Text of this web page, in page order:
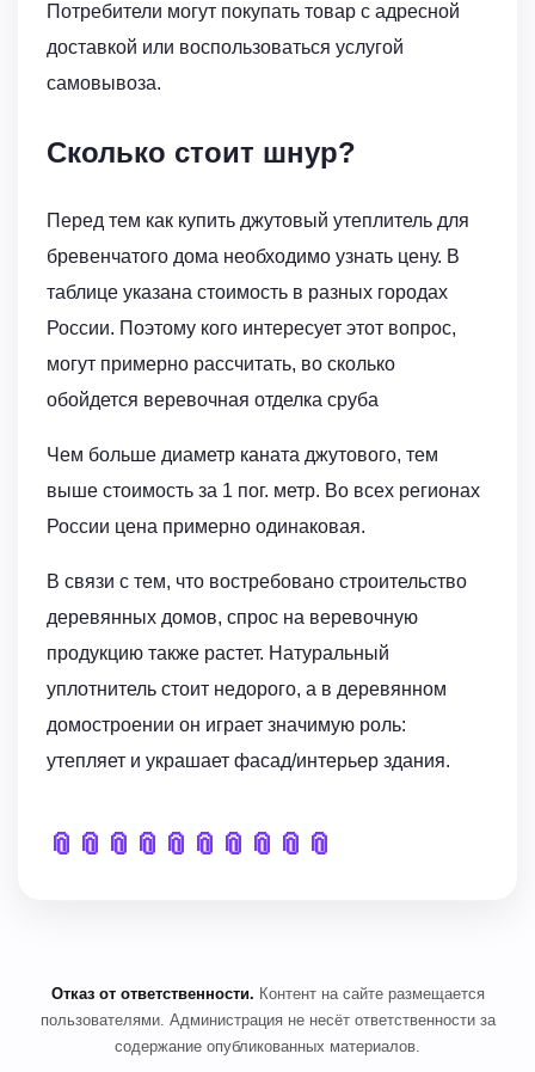
Потребители могут покупать товар с адресной
доставкой или воспользоваться услугой
самовывоза.
Сколько стоит шнур?
Перед тем как купить джутовый утеплитель для
бревенчатого дома необходимо узнать цену. В
таблице указана стоимость в разных городах
России. Поэтому кого интересует этот вопрос,
могут примерно рассчитать, во сколько
обойдется веревочная отделка сруба
Чем больше диаметр каната джутового, тем
выше стоимость за 1 пог. метр. Во всех регионах
России цена примерно одинаковая.
В связи с тем, что востребовано строительство
деревянных домов, спрос на веревочную
продукцию также растет. Натуральный
уплотнитель стоит недорого, а в деревянном
домостроении он играет значимую роль:
утепляет и украшает фасад/интерьер здания.
📎 📎 📎 📎 📎 📎 📎 📎 📎 📎
Отказ от ответственности. Контент на сайте размещается
пользователями. Администрация не несёт ответственности за
содержание опубликованных материалов.